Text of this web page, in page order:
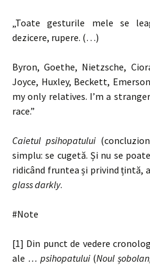
„Toate gesturile mele se
dezicere, rupere. (…)
Byron, Goethe, Nietzsche,
Joyce, Huxley, Beckett,
my only relatives. I’m a
race.”
Caietul psihopatului
simplu: se cugetă. Și nu se
ridicând fruntea și privind țintă,
glass darkly.
#Note
[1] Din punct de vedere
ale … psihopatului(Noul